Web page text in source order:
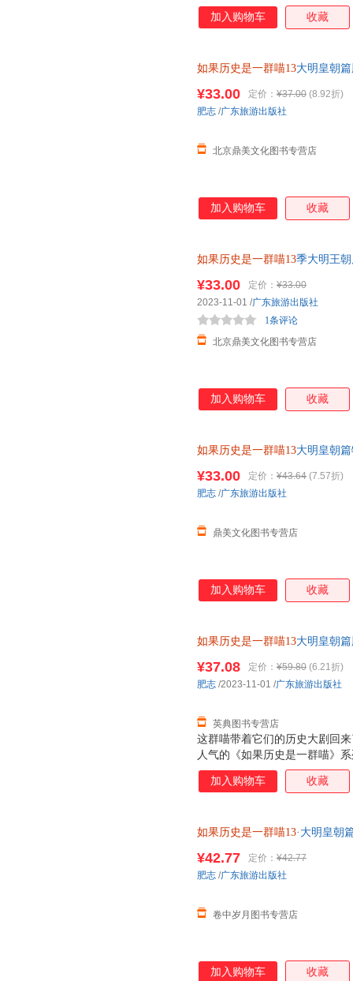
烈烈的起义后，明朝该如何延
朝前半段的风云变幻！ 为什么
朝波澜壮阔的历史。 力求严谨
细致梳理，多角度呈现当中皇
相关的延伸阅读，让你不错过
加入购物车 收藏
如果历史是一群喵13大明皇朝
¥33.00 定价： ¥37.00 (8.92折)
北京鼎美文化图书专营店
肥志 /广东旅游出版社
加入购物车 收藏
如果历史是一群喵13季大明王
¥33.00 定价： ¥33.00
北京鼎美文化图书专营店
1条评论
2023-11-01 /广东旅游出版社
加入购物车 收藏
如果历史是一群喵13大明皇朝
¥33.00 定价： ¥43.64 (7.57折)
鼎美文化图书专营店
肥志 /广东旅游出版社
加入购物车 收藏
如果历史是一群喵13大明皇朝
这群喵带着它们的历史大剧回
人气的《如果历史是一群喵》
烈烈的起义后，明朝该如何延
朝前半段的风云变幻！ 为什么
朝波澜壮阔的历史。 力求严谨
细致梳理，多角度呈现当中皇
相关的延伸阅读，让你不错过
¥37.08 定价： ¥59.80 (6.21折)
英典图书专营店
肥志 /2023-11-01 /广东旅游出版社
加入购物车 收藏
如果历史是一群喵13·大明皇朝
¥42.77 定价： ¥42.77
卷中岁月图书专营店
肥志 /广东旅游出版社
加入购物车 收藏